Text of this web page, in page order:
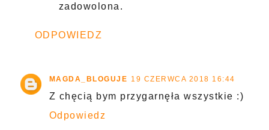
zadowolona.
ODPOWIEDZ
MAGDA_BLOGUJE 19 CZERWCA 2018 16:44
Z chęcią bym przygarnęła wszystkie :)
Odpowiedz